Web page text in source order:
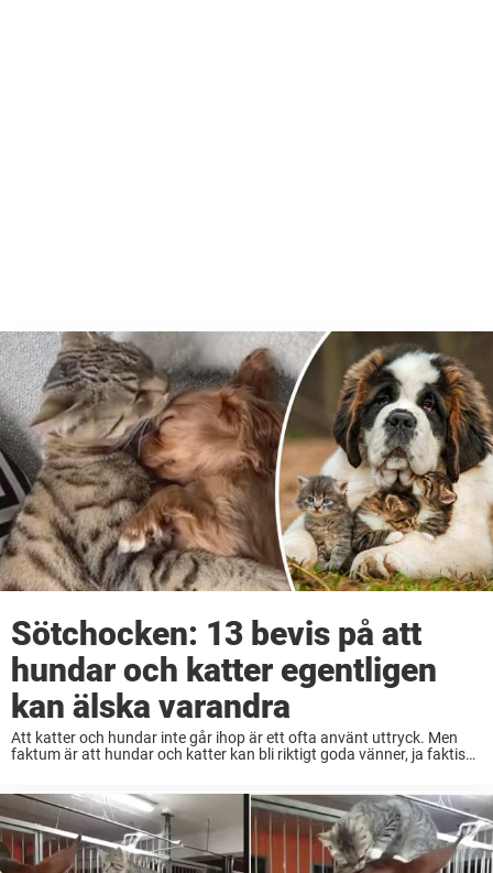
Sötchocken: 13 bevis på att
hundar och katter egentligen
kan älska varandra
Att katter och hundar inte går ihop är ett ofta använt uttryck. Men
faktum är att hundar och katter kan bli riktigt goda vänner, ja faktiskt